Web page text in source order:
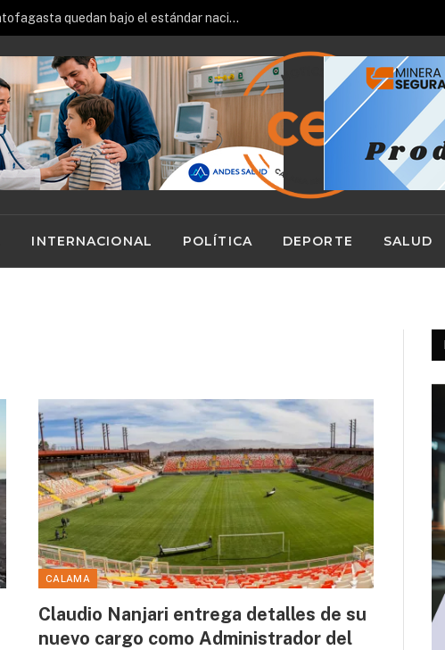
Hospitales de Calama y Antofagasta quedan bajo el estándar nacional en ranking de gestión del Minsal
INTERNACIONAL POLÍTICA DEPORTE SALUD
CALAMA
Claudio Nanjari entrega detalles de su
nuevo cargo como Administrador del